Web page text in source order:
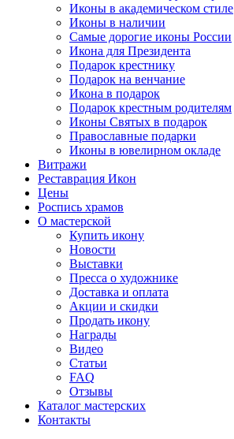
Иконы в академическом стиле
Иконы в наличии
Самые дорогие иконы России
Икона для Президента
Подарок крестнику
Подарок на венчание
Икона в подарок
Подарок крестным родителям
Иконы Святых в подарок
Православные подарки
Иконы в ювелирном окладе
Витражи
Реставрация Икон
Цены
Роспись храмов
О мастерской
Купить икону
Новости
Выставки
Пресса о художнике
Доставка и оплата
Акции и скидки
Продать икону
Награды
Видео
Статьи
FAQ
Отзывы
Каталог мастерских
Контакты